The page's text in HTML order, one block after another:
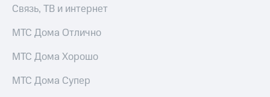
Связь, ТВ и интернет
МТС Дома Отлично
МТС Дома Хорошо
МТС Дома Супер